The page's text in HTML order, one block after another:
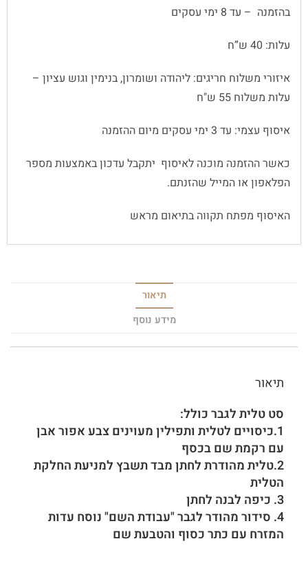
בהזמנה – עד 8 ימי עסקים
עלות: 40 ש”ח
איזורי משלוח חריגים: ליהודה ושומרון, בנימין וגוש עציון –
עלות משלוח 55 ש"ח
איסוף עצמי: עד 3 ימי עסקים מיום ההזמנה
כאשר ההזמנה מוכנה לאיסוף יתקבל עדכון באמצעות מספר
הפלאפון או המייל שהזנתם.
האיסוף מפתח תקווה בתיאום מראש
תיאור
מידע נוסף
תיאור
סט טלית לגבר כולל:
1.כיסויים לטלית ותפילין מעוינים צבע אפור אבן
עם רקמת שם בכסף
2.טלית מהודרת לחתן מבד תשבץ למניעת החלקת
הטלית
3. כיפה לבנה לחתן
4. סידור מהודר לגבר "עבודת השם" נוסח עדות
המזרח עם כתר כסוף והטבעת שם